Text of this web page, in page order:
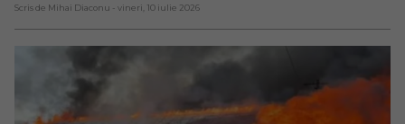
Scris de Mihai Diaconu - vineri, 10 iulie 2026